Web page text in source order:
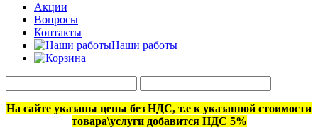
Акции
Вопросы
Контакты
Наши работы
На сайте указаны цены без НДС, т.е к указанной стоимости
товара\услуги добавится НДС 5%